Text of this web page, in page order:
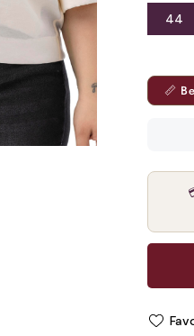
44
📏